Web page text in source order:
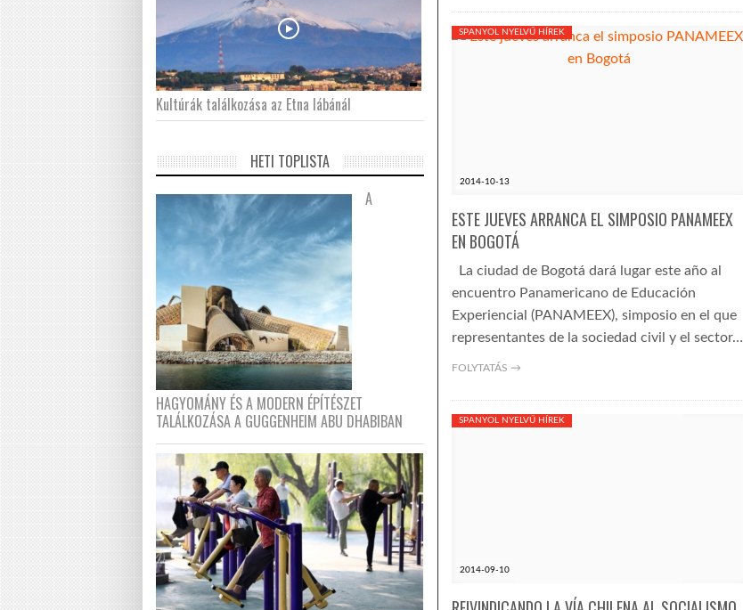
2014-10-13
SPANYOL NYELVŰ HÍREK
ESTE JUEVES ARRANCA EL SIMPOSIO PANAMEEX
EN BOGOTÁ
La ciudad de Bogotá dará lugar este año al
encuentro Panamericano de Educación
Experiencial (PANAMEEX), simposio en el que
representantes de la sociedad civil y el sector…
FOLYTATÁS →
2014-09-10
SPANYOL NYELVŰ HÍREK
Kultúrák találkozása az Etna lábánál
HETI TOPLISTA
A
HAGYOMÁNY ÉS A MODERN ÉPÍTÉSZET
TALÁLKOZÁSA A GUGGENHEIM ABU DHABIBAN